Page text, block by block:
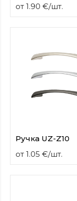
от 1.90 €/шт.
Ручка UZ-Z10
от 1.05 €/шт.